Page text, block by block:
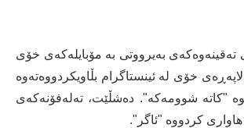
تەقینەوەکەی بەیرووتی بە مۆبایلەکەی خۆی
خۆی لە ئینستاگرام بڵاویکردووەتەوە
"کاتە شوومەکە". دەشڵێت، تەلەفۆنەکەی
کردووە "ئاگر".